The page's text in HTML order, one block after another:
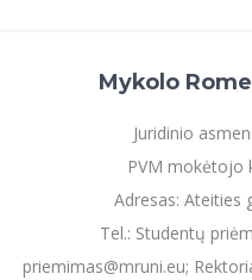
Mykolo
Juridinio
PVM mokėtojo
Adresas: Ateities
Tel.: Studentų
priemimas@mruni.eu;